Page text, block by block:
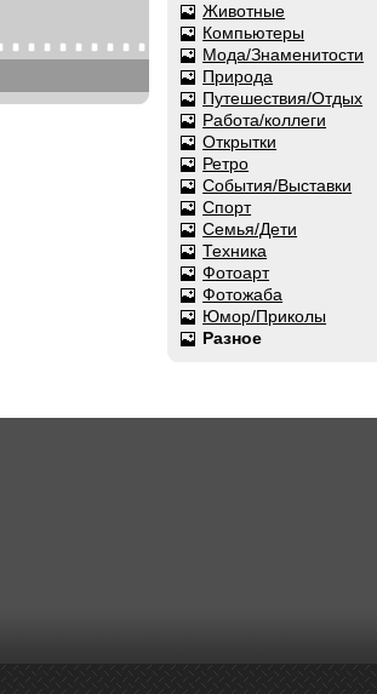
Животные
Компьютеры
Мода/Знаменитости
Природа
Путешествия/Отдых
Работа/коллеги
Открытки
Ретро
События/Выставки
Спорт
Семья/Дети
Техника
Фотоарт
Фотожаба
Юмор/Приколы
Разное